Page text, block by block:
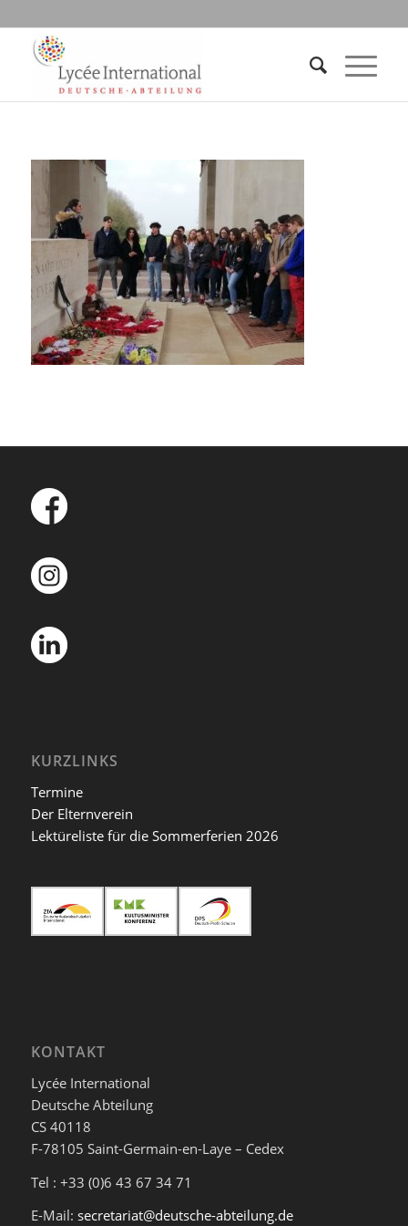
KURZLINKS
Termine
Der Elternverein
Lektüreliste für die Sommerferien 2026
KONTAKT
Lycée International
Deutsche Abteilung
CS 40118
F-78105 Saint-Germain-en-Laye – Cedex
Tel : +33 (0)6 43 67 34 71
E-Mail: secretariat@deutsche-abteilung.de